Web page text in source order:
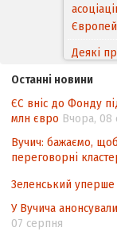
Деякі
Угоди
Аналіз
Останні новини
ЄС вніс до Фонду
млн євро Вчора, 08
Вучич: бажаємо,
переговорні
Зеленський
У Вучича
07 серпня